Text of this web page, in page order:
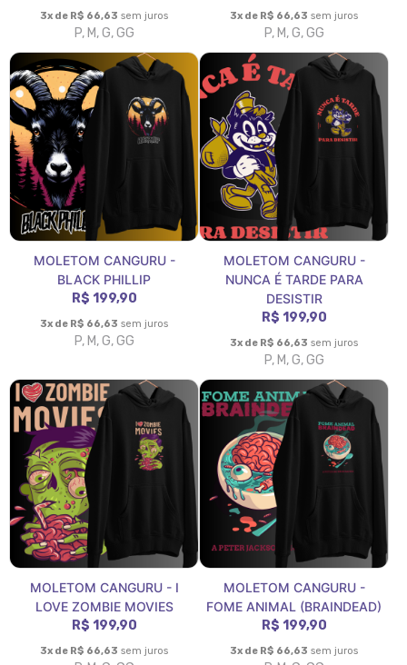
3x de R$ 66,63 sem juros
P, M, G, GG
3x de R$ 66,63 sem juros
P, M, G, GG
MOLETOM CANGURU -
BLACK PHILLIP
R$ 199,90
3x de R$ 66,63 sem juros
P, M, G, GG
MOLETOM CANGURU -
NUNCA É TARDE PARA
DESISTIR
R$ 199,90
3x de R$ 66,63 sem juros
P, M, G, GG
MOLETOM CANGURU - I
LOVE ZOMBIE MOVIES
R$ 199,90
3x de R$ 66,63 sem juros
MOLETOM CANGURU -
FOME ANIMAL (BRAINDEAD)
R$ 199,90
3x de R$ 66,63 sem juros